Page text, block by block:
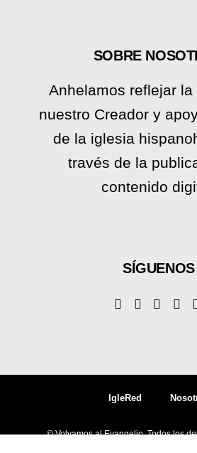
SOBRE
Anhelamos reflejar la
nuestro Creador y
de la iglesia
través de la
contenido
SÍGUENOS
© Volvamos al Evangelio, Todos los
IgleRed